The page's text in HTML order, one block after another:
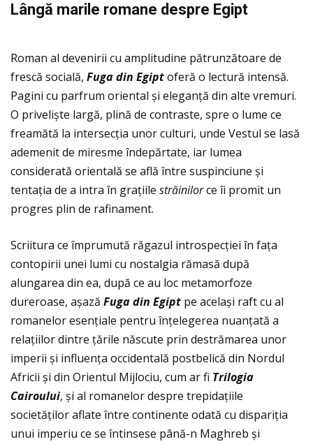
Lângă marile romane despre Egipt
Roman al devenirii cu amplitudine pătrunzătoare de
frescă socială, Fuga din Egiptoferă o lectură intensă.
Pagini cu parfrum oriental și eleganţă din alte vremuri.
O priveliște largă, plină de contraste, spre o lume ce
freamătă la intersecţia unor culturi, unde Vestul se lasă
ademenit de miresme îndepărtate, iar lumea
considerată orientală se află între suspinciune și
tentaţia de a intra în graţiile străinilorce îi promit un
progres plin de rafinament.
Scriitura ce împrumută răgazul introspecţiei în faţa
contopirii unei lumi cu nostalgia rămasă după
alungarea din ea, după ce au loc metamorfoze
dureroase, așază Fuga din Egipt pe același raft cu al
romanelor esenţiale pentru înţelegerea nuanţată a
relaţiilor dintre ţările născute prin destrămarea unor
imperii și influenţa occidentală postbelică din Nordul
Africii și din Orientul Mijlociu, cum ar fi Trilogia
Cairoului, și al romanelor despre trepidaţiile
societăţilor aflate între continente odată cu dispariţia
unui imperiu ce se întinsese până-n Maghreb și